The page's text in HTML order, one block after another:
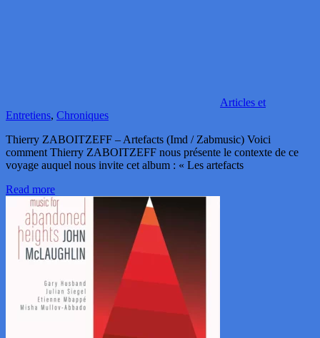
Articles et
Entretiens, Chroniques
Thierry ZABOITZEFF – Artefacts (Imd / Zabmusic) Voici
comment Thierry ZABOITZEFF nous présente le contexte de ce
voyage auquel nous invite cet album : « Les artefacts
Read more